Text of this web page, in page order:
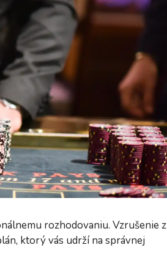
rozhodovaniu. Vzrušenie z
ktorý vás udrží na správnej